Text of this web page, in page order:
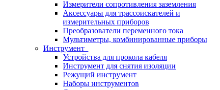
Измерители сопротивления заземления
Аксессуары для трассоискателей и
измерительных приборов
Преобразователи переменного тока
Мультиметры, комбинированные приборы
Инструмент
Устройства для прокола кабеля
Инструмент для снятия изоляции
Режущий инструмент
Наборы инструментов